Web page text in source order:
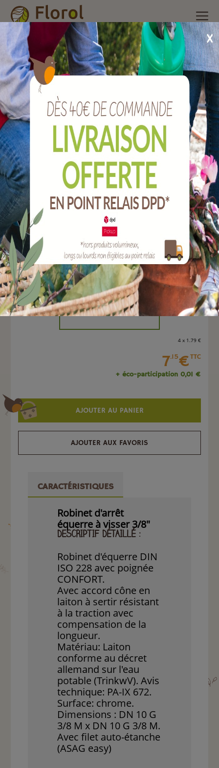
Accueil Nos produits /Arrosage/Raccords laitons, galva et
accessoires
/Robinet d'arrêt équerre à visser 3/8
Robinet d'arrêt équerre à visser 3/8
Ref :
522789K
EAN :3700279634117
Marque :
SOERGEN Distribution
Quantité :
Unité
-
4 x 1 .79 €
7.15€TTC
+ éco-participation 0,01 €
AJOUTER AU PANIER
AJOUTER AUX FAVORIS
CARACTÉRISTIQUES
Robinet d'arrêt
équerre à visser 3/8"
DESCRIPTIF DÉTAILLÉ :
Robinet d'équerre DIN
ISO 228 avec poignée
CONFORT.
Avec accord cône en
laiton à sertir résistant
à la traction avec
compensation de la
longueur.
Matériau: Laiton
conforme au décret
allemand sur l'eau
potable (TrinkwV). Avis
technique: PA-IX 672.
Surface: chrome.
Dimensions : DN 10 G
3/8 M x DN 10 G 3/8 M.
Avec filet auto-étanche
(ASAG easy)